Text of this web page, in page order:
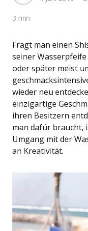
3 min
Fragt man einen
seiner
oder später meist
wieder neu
einzigartige
ihren Besitzern
man dafür braucht,
Umgang mit der
an Kreativität.